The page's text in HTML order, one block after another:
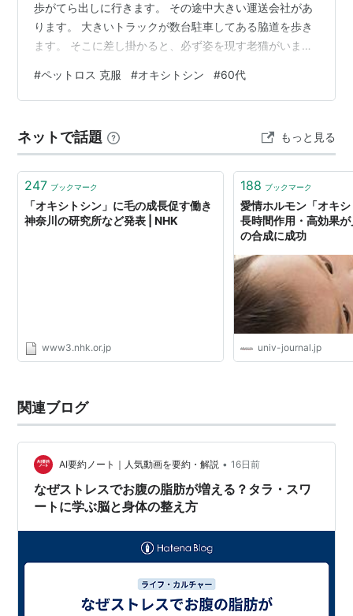
歩がてら出しに行きます。 その途中大きい運送会社があ
ります。 大きいトラックが数台駐車してある脇道を歩き
ます。 そこに差し掛かると、必ず姿を現す老猫がいまし
りの歳だしどうかなと気になってました。 コンビニに行
くときは全く気配がありませんでした。 そして帰り道も
動車がハザード付けて止まってました。 様子を見ると、
60代後半？くらいの女性がキャットフードをその老猫ち
ゃんに上げていたのです。 …
#ペットロス 克服 #オキシトシン #60代
ネットで話題 もっと見る
247 ブックマーク
「オキシトシン」に毛の成長促す働き
神奈川の研究所など発表 | NHK
www3.nhk.or.jp
188 ブックマーク
愛情ホルモン「オキ
長時間作用・高効果
の合成に成功
univ-journal.jp
関連ブログ
AI要約ノート｜人気動画を要約・解説 • 16日前
なぜストレスでお腹の脂肪が増える？タラ・スワ
ートに学ぶ脳と身体の整え方